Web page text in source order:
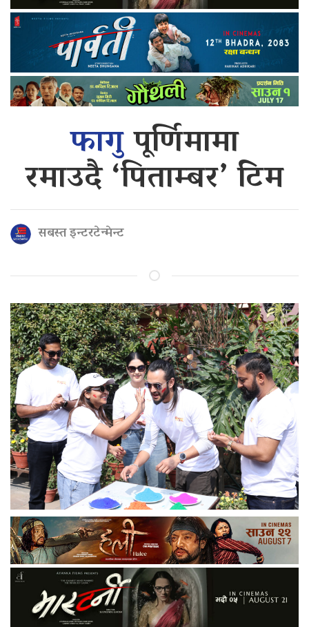
फागुपूर्णिमामा
रमाउदै ‘पिताम्बर’ टिम
सबस्त इन्टरटेन्मेन्ट